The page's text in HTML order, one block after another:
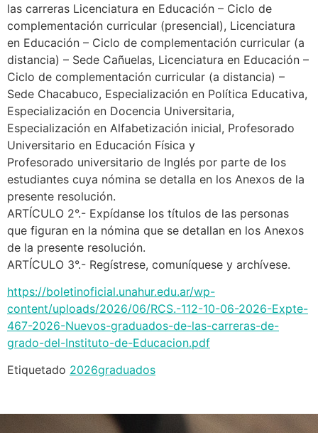
las carreras Licenciatura en Educación – Ciclo de
complementación curricular (presencial), Licenciatura
en Educación – Ciclo de complementación curricular (a
distancia) – Sede Cañuelas, Licenciatura en Educación –
Ciclo de complementación curricular (a distancia) –
Sede Chacabuco, Especialización en Política Educativa,
Especialización en Docencia Universitaria,
Especialización en Alfabetización inicial, Profesorado
Universitario en Educación Física y
Profesorado universitario de Inglés por parte de los
estudiantes cuya nómina se detalla en los Anexos de la
presente resolución.
ARTÍCULO 2°.- Expídanse los títulos de las personas
que figuran en la nómina que se detallan en los Anexos
de la presente resolución.
ARTÍCULO 3°.- Regístrese, comuníquese y archívese.
https://boletinoficial.unahur.edu.ar/wp-
content/uploads/2026/06/RCS.-112-10-06-2026-Expte-
467-2026-Nuevos-graduados-de-las-carreras-de-
grado-del-Instituto-de-Educacion.pdf
Etiquetado 2026graduados